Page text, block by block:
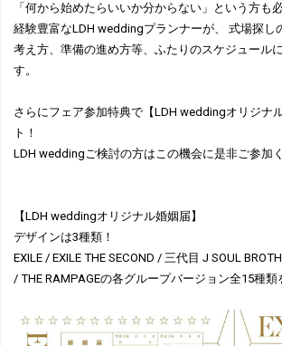
「何から始めたらいいか分からない」という方も必
経験豊富なLDH weddingプランナーが、 式場探し
考え方、準備の進め方等、ふたりのスケジュール
す。
さらにフェア参加特典で【LDH weddingオリジナ
ト！
LDH weddingご検討の方はこの機会に是非ご参加
【LDH weddingオリジナル婚姻届】
デザインは3種類！
EXILE / EXILE THE SECOND / 三代目 J SOUL
/ THE RAMPAGEの各グループバージョン全15種類